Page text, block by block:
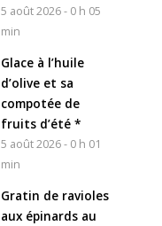
5 août 2026 - 0 h 05
min
Glace à l’huile
d’olive et sa
compotée de
fruits d’été *
5 août 2026 - 0 h 01
min
Gratin de ravioles
aux épinards au